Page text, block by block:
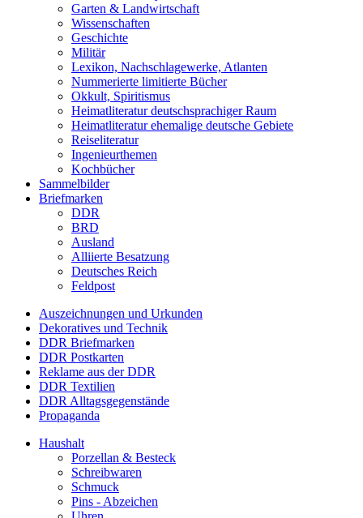
Garten & Landwirtschaft
Wissenschaften
Geschichte
Militär
Lexikon, Nachschlagewerke, Atlanten
Nummerierte limitierte Bücher
Okkult, Spiritismus
Heimatliteratur deutschsprachiger Raum
Heimatliteratur ehemalige deutsche Gebiete
Reiseliteratur
Ingenieurthemen
Kochbücher
Sammelbilder
Briefmarken
DDR
BRD
Ausland
Alliierte Besatzung
Deutsches Reich
Feldpost
Auszeichnungen und Urkunden
Dekoratives und Technik
DDR Briefmarken
DDR Postkarten
Reklame aus der DDR
DDR Textilien
DDR Alltagsgegenstände
Propaganda
Haushalt
Porzellan & Besteck
Schreibwaren
Schmuck
Pins - Abzeichen